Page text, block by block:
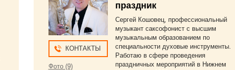
КОНТАКТЫ
Фото (9)
праздник
Сергей Кошовец, профессиональный
музыкант саксофонист с высшим
музыкальным образованием по
специальности духовые инструменты.
Работаю в сфере проведения
праздничных мероприятий в Нижнем